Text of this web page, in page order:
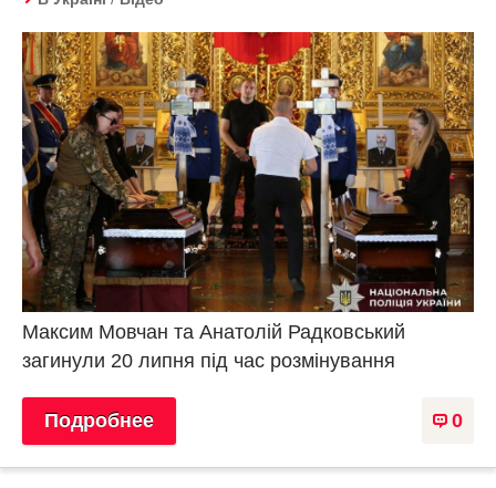
Максим Мовчан та Анатолій Радковський
загинули 20 липня під час розмінування
0
Подробнее